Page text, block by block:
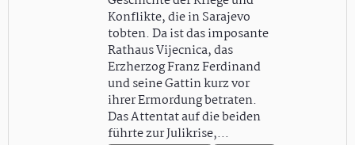
Konflikte, die in Sarajevo
tobten. Da ist das imposante
Rathaus Vijecnica, das
Erzherzog Franz Ferdinand
und seine Gattin kurz vor
ihrer Ermordung betraten.
Das Attentat auf die beiden
führte zur Julikrise,…